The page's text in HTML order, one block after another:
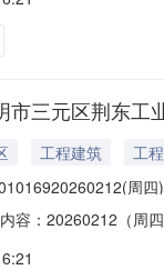
市三元区荆东工
工程建筑 工程
周四)
容：20260212（周